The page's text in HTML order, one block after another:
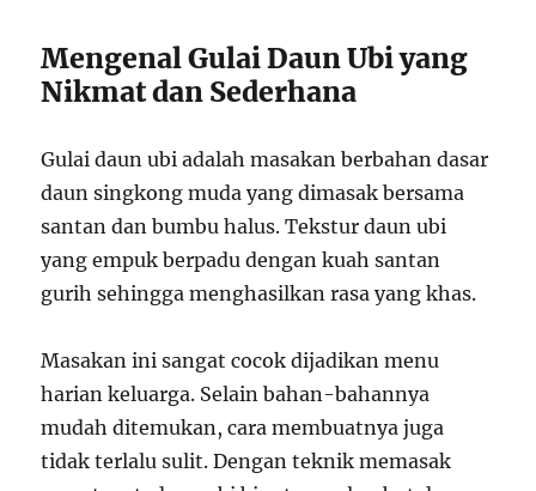
Mengenal Gulai Daun Ubi yang
Nikmat dan Sederhana
Gulai daun ubi adalah masakan berbahan dasar
daun singkong muda yang dimasak bersama
santan dan bumbu halus. Tekstur daun ubi
yang empuk berpadu dengan kuah santan
gurih sehingga menghasilkan rasa yang khas.
Masakan ini sangat cocok dijadikan menu
harian keluarga. Selain bahan-bahannya
mudah ditemukan, cara membuatnya juga
tidak terlalu sulit. Dengan teknik memasak